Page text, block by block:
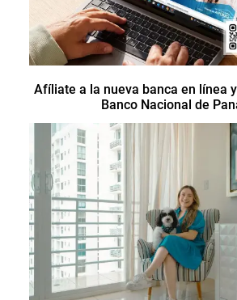
Afíliate a la nueva banca en línea
Banco Nacional de